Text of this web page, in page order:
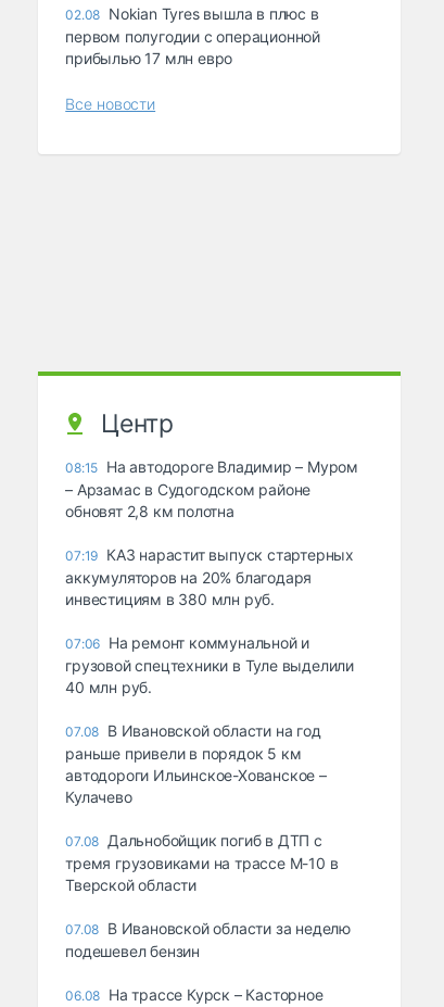
02.08 Nokian Tyres вышла в плюс в
первом полугодии с операционной
прибылью 17 млн евро
Все новости
Центр
08:15 На автодороге Владимир – Муром
– Арзамас в Судогодском районе
обновят 2,8 км полотна
07:19 КАЗ нарастит выпуск стартерных
аккумуляторов на 20% благодаря
инвестициям в 380 млн руб.
07:06 На ремонт коммунальной и
грузовой спецтехники в Туле выделили
40 млн руб.
07.08 В Ивановской области на год
раньше привели в порядок 5 км
автодороги Ильинское-Хованское –
Кулачево
07.08 Дальнобойщик погиб в ДТП с
тремя грузовиками на трассе М-10 в
Тверской области
07.08 В Ивановской области за неделю
подешевел бензин
06.08 На трассе Курск – Касторное